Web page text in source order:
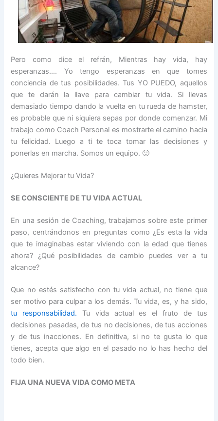
Pero como dice el refrán, Mientras hay vida, hay
esperanzas…. Yo tengo esperanzas en que tomes
conciencia de tus posibilidades. Tus YO PUEDO, aquellos
que te darán la llave para cambiar tu vida. Si llevas
demasiado tiempo dando la vuelta en tu rueda de hamster,
es probable que ni siquiera sepas por donde comenzar. Mi
trabajo como Coach Personal es mostrarte el camino hacia
tu felicidad. Luego a ti te toca tomar las decisiones y
ponerlas en marcha. Somos un equipo. 🙂
¿Quieres Mejorar tu Vida?
SE CONSCIENTE DE TU VIDA ACTUAL
En una sesión de Coaching, trabajamos sobre este primer
paso, centrándonos en preguntas como ¿Es esta la vida
que te imaginabas estar viviendo con la edad que tienes
ahora? ¿Qué posibilidades de cambio puedes ver a tu
alcance?
Que no estés satisfecho con tu vida actual, no tiene que
ser motivo para culpar a los demás. Tu vida, es, y ha sido,
tu responsabilidad. Tu vida actual es el fruto de tus
decisiones pasadas, de tus no decisiones, de tus acciones
y de tus inacciones. En definitiva, si no te gusta lo que
tienes, acepta que algo en el pasado no lo has hecho del
todo bien.
FIJA UNA NUEVA VIDA COMO META